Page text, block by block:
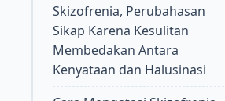
Skizofrenia, Perubahasan
Sikap Karena Kesulitan
Membedakan Antara
Kenyataan dan Halusinasi